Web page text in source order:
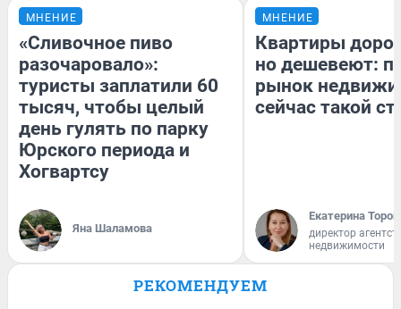
МНЕНИЕ
«Сливочное пиво
разочаровало»:
туристы заплатили 60
тысяч, чтобы целый
день гулять по парку
Юрского периода и
Хогвартсу
Яна Шаламова
МНЕНИЕ
Квартиры
но дешевеют:
рынок
сейчас такой
Екатерина
директор
недвижимости
РЕКОМЕНДУЕМ